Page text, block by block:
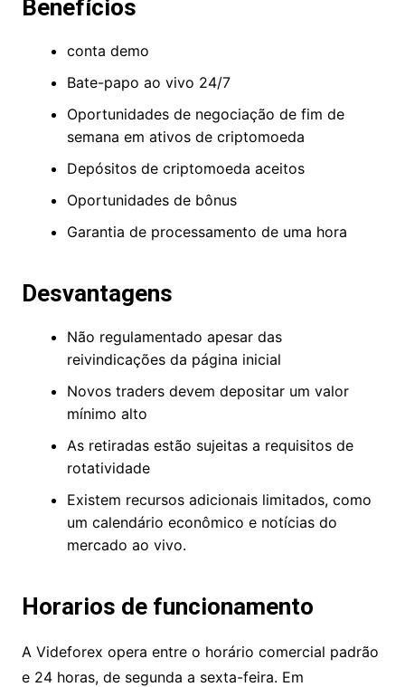
documentos de identificação. Ao criar uma conta,
moeda base.
Benefícios
conta demo
Bate-papo ao vivo 24/7
Oportunidades de negociação de fim de
Depósitos de criptomoeda aceitos
Garantia de processamento de uma hora
Desvantagens
Não regulamentado apesar das
reivindicações da página inicial
Novos traders devem depositar um valor
mínimo alto
Existem recursos adicionais limitados,
do mercado ao vivo.